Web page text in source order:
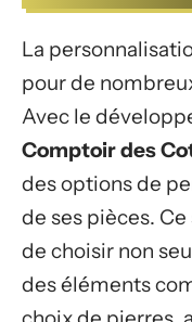
La
pour de
Avec le
Comptoir des
des options de
de ses pièces.
de choisir non
des éléments